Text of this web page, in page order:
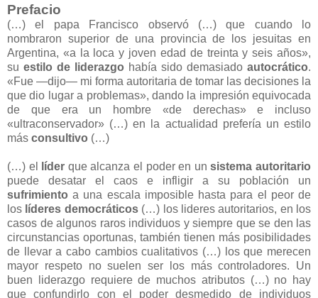
Prefacio
(…) el papa Francisco observó (…) que cuando lo
nombraron superior de una provincia de los jesuitas en
Argentina, «a la loca y joven edad de treinta y seis años»,
su estilo de liderazgo había sido demasiado autocrático.
«Fue —dijo— mi forma autoritaria de tomar las decisiones la
que dio lugar a problemas», dando la impresión equivocada
de que era un hombre «de derechas» e incluso
«ultraconservador» (…) en la actualidad prefería un estilo
más consultivo (…)
(…) el líder que alcanza el poder en unsistema autoritario
puede desatar el caos e infligir a su población un
sufrimiento a una escala imposible hasta para el peor de
los líderes democráticos(…) los lideres autoritarios, en los
casos de algunos raros individuos y siempre que se den las
circunstancias oportunas, también tienen más posibilidades
de llevar a cabo cambios cualitativos (…) los que merecen
mayor respeto no suelen ser los más controladores. Un
buen liderazgo requiere de muchos atributos (…) no hay
que confundirlo con el poder desmedido de individuos